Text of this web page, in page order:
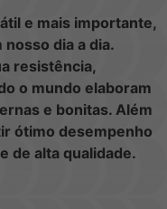
e mais importante,
dia a dia.
resistência,
o mundo elaboram
e bonitas. Além
ótimo desempenho
de alta qualidade.